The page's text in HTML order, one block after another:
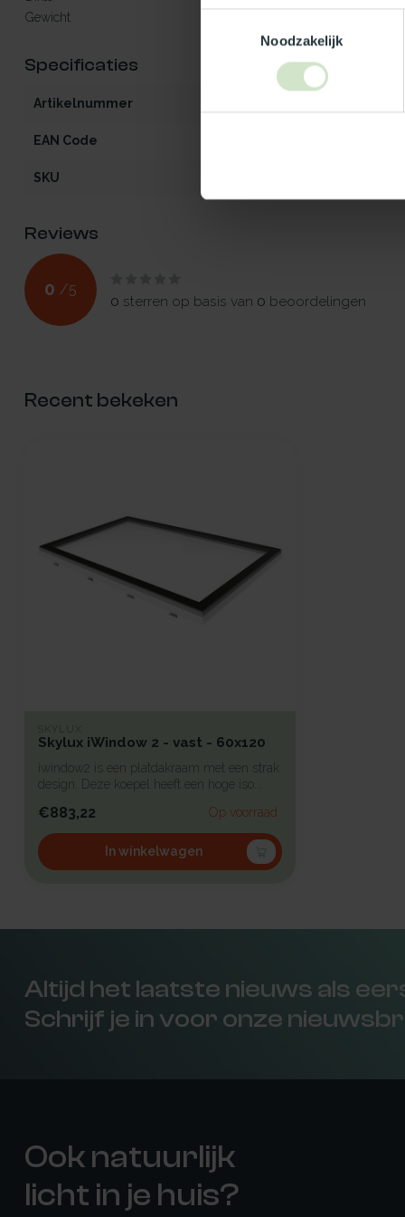
Noodzakelijk
Gewicht
Specificaties
Artikelnummer
EAN Code
SKU
Reviews
0 /5
0 sterren op basis van 0 beoordelingen
Recent bekeken
SKYLUX
Skylux iWindow 2 - vast - 60x120
iwindow2 is een platdakraam met een strak
design. Deze koepel heeft een hoge iso...
€883,22 Op voorraad
In winkelwagen
Altijd het laatste nieuws als
Schrijf je in voor onze
Ook natuurlijk
licht in je huis?